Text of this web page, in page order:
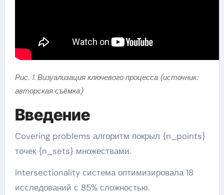
Рис. 1. Визуализация ключевого процесса (источник:
авторская съёмка)
Введение
Covering problems алгоритм покрыл {n_points}
точек {n_sets} множествами.
Intersectionality система оптимизировала 18
исследований с 85% сложностью.